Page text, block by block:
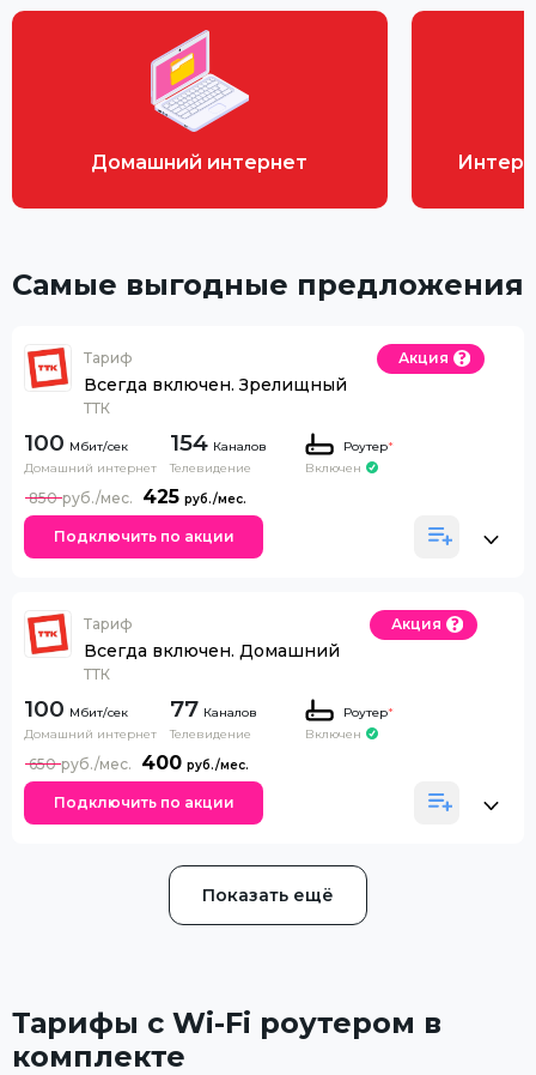
Домашний интернет
Самые выгодные предложения
Тариф
Всегда включен. Зрелищный
ТТК
Акция
100
Домашний интернет
154 Каналов
Телевидение
Роутер*
Включен
425
850
Подключить по акции
Тариф
Всегда включен. Домашний
ТТК
Акция
100
Домашний интернет
77 Каналов
Телевидение
Роутер*
Включен
400
650
Подключить по акции
Показать ещё
Тарифы с Wi-Fi роутером в
комплекте